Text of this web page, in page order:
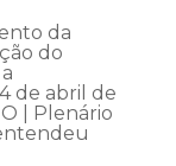
da
do
de abril de
| Plenário